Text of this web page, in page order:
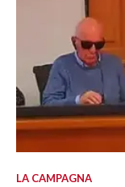
LA CAMPAGNA